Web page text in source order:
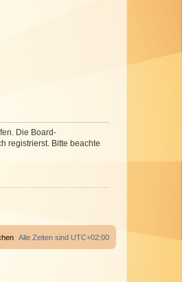
Die Board-
registrierst. Bitte beachte
Alle Zeiten sind UTC+02:00